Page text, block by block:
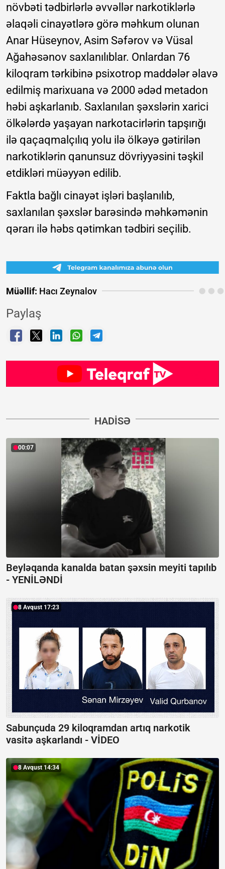
növbəti tədbirlərlə əvvəllər narkotiklərlə
əlaqəli cinayətlərə görə məhkum olunan
Anar Hüseynov, Asim Səfərov və Vüsal
Ağahəsənov saxlanılıblar. Onlardan 76
kiloqram tərkibinə psixotrop maddələr əlavə
edilmiş marixuana və 2000 ədəd metadon
həbi aşkarlanıb. Saxlanılan şəxslərin xarici
ölkələrdə yaşayan narkotacirlərin tapşırığı
ilə qaçaqmalçılıq yolu ilə ölkəyə gətirilən
narkotiklərin qanunsuz dövriyyəsini təşkil
etdikləri müəyyən edilib.
Faktla bağlı cinayət işləri başlanılıb,
saxlanılan şəxslər barəsində məhkəmənin
qərarı ilə həbs qətimkan tədbiri seçilib.
Müəllif: Hacı Zeynalov
Paylaş
HADISƏ
00:07
Beyləqanda kanalda batan şəxsin meyiti tapılıb
- YENİLƏNDİ
8 Avqust 17:23
Sabunçuda 29 kiloqramdan artıq narkotik
vasitə aşkarlandı - VİDEO
8 Avqust 14:34